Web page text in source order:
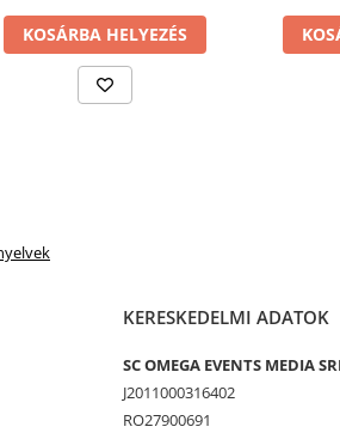
KOSÁRBA HELYEZÉS
KERESKEDELMI ADATOK
SC OMEGA EVENTS MEDIA
J2011000316402
RO27900691